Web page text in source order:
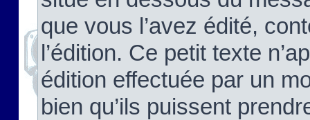
que vous l’avez édité,
l’édition. Ce petit texte
édition effectuée par un
bien qu’ils puissent